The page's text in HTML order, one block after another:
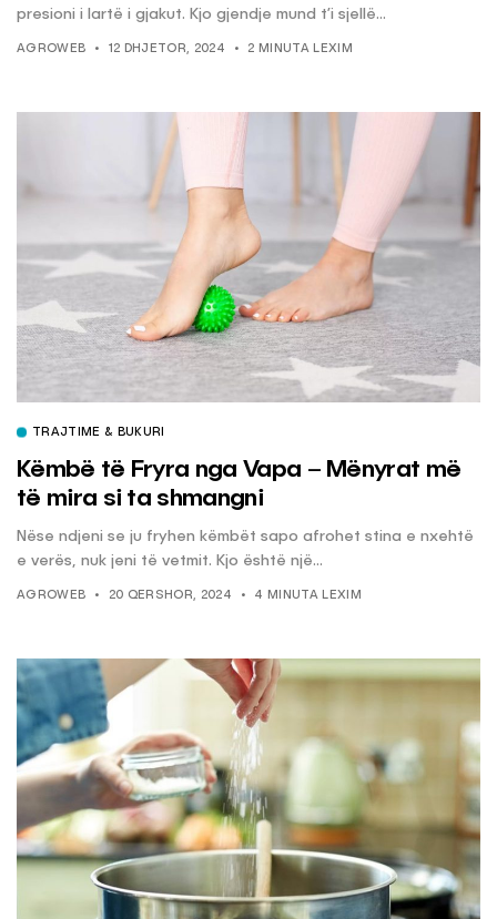
presioni i lartë i gjakut. Kjo gjendje mund t’i sjellë...
AGROWEB 12 DHJETOR, 2024 2 MINUTA LEXIM
TRAJTIME & BUKURI
Këmbë të Fryra nga Vapa – Mënyrat më
të mira si ta shmangni
Nëse ndjeni se ju fryhen këmbët sapo afrohet stina e nxehtë
e verës, nuk jeni të vetmit. Kjo është një...
AGROWEB 20 QERSHOR, 2024 4 MINUTA LEXIM